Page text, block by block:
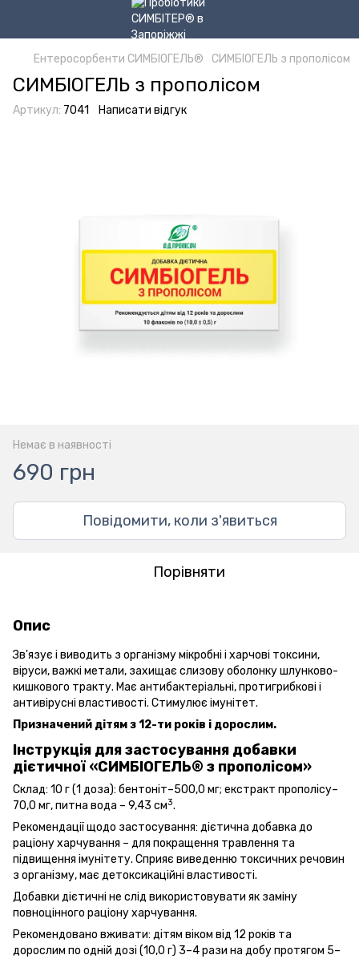
Ентеросорбенти СИМБІОГЕЛЬ® СИМБІОГЕЛЬ з прополісом
СИМБІОГЕЛЬ з прополісом
Артикул: 7041 Написати відгук
Немає в наявності
690 грн
Повідомити, коли з'явиться
Порівняти
Опис
Зв'язує і виводить з організму мікробні і харчові токсини,
віруси, важкі метали, захищає слизову оболонку шлунково-
кишкового тракту. Має антибактеріальні, протигрибкові і
антивірусні властивості. Стимулює імунітет.
Призначений дітям з 12-ти років і дорослим.
Інструкція для застосування добавки
дієтичної «СИМБІОГЕЛЬ® з прополісом»
Склад: 10 г (1 доза): бентоніт–500,0 мг; екстракт прополісу–
70,0 мг, питна вода – 9,43 см3.
Рекомендації щодо застосування: дієтична добавка до
раціону харчування – для покращення травлення та
підвищення імунітету. Сприяє виведенню токсичних речовин
з організму, має детоксикаційні властивості.
Добавки дієтичні не слід використовувати як заміну
повноцінного раціону харчування.
Рекомендовано вживати: дітям віком від 12 років та
дорослим по одній дозі (10,0 г) 3–4 рази на добу протягом 5–